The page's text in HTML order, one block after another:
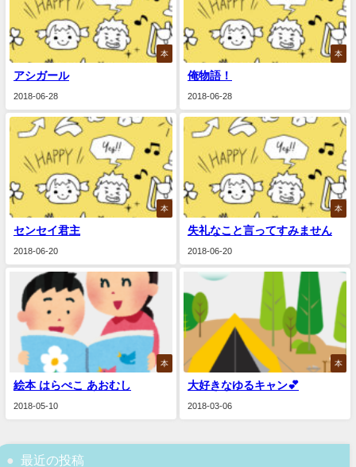
本
アシガール
2018-06-28
本
俺物語！
2018-06-28
本
センセイ君主
2018-06-20
本
失礼なこと言ってすみません
2018-06-20
本
絵本 はらぺこ あおむし
2018-05-10
本
大好きなゆるキャン💕
2018-03-06
最近の投稿